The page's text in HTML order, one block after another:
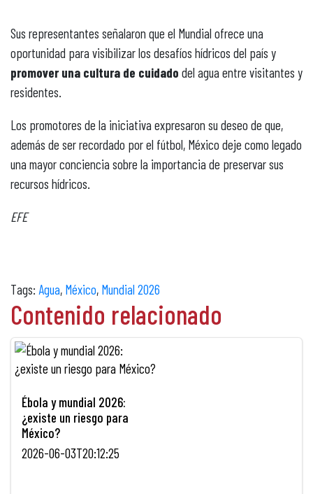
Sus representantes señalaron que el Mundial ofrece una
oportunidad para visibilizar los desafíos hídricos del país y
promover una cultura de cuidado del agua entre visitantes y
residentes.
Los promotores de la iniciativa expresaron su deseo de que,
además de ser recordado por el fútbol, México deje como legado
una mayor conciencia sobre la importancia de preservar sus
recursos hídricos.
EFE
Tags: Agua, México, Mundial 2026
Contenido relacionado
Ébola y mundial 2026:
¿existe un riesgo para
México?
2026-06-03T20:12:25